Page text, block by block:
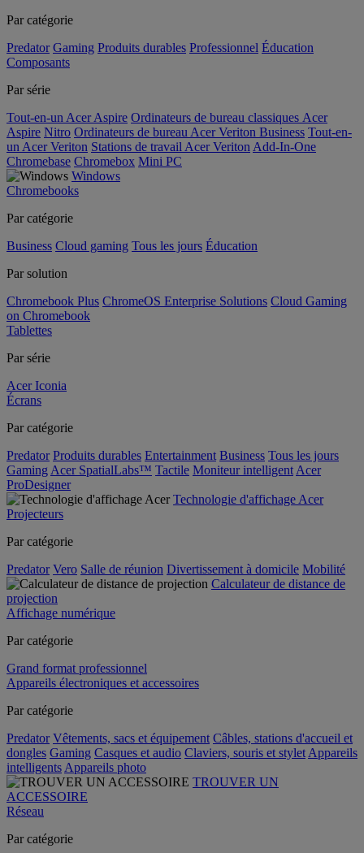
Par catégorie
Predator Gaming Produits durables Professionnel Éducation
Composants
Par série
Tout-en-un Acer Aspire Ordinateurs de bureau classiques Acer
Aspire Nitro Ordinateurs de bureau Acer Veriton Business Tout-en-
un Acer Veriton Stations de travail Acer Veriton Add-In-One
Chromebase Chromebox Mini PC
Windows
Chromebooks
Par catégorie
Business Cloud gaming Tous les jours Éducation
Par solution
Chromebook Plus ChromeOS Enterprise Solutions Cloud Gaming
on Chromebook
Tablettes
Par série
Acer Iconia
Écrans
Par catégorie
Predator Produits durables Entertainment Business Tous les jours
Gaming Acer SpatialLabs™ Tactile Moniteur intelligent Acer
ProDesigner
Technologie d'affichage Acer
Projecteurs
Par catégorie
Predator Vero Salle de réunion Divertissement à domicile Mobilité
Calculateur de distance de
projection
Affichage numérique
Par catégorie
Grand format professionnel
Appareils électroniques et accessoires
Par catégorie
Predator Vêtements, sacs et équipement Câbles, stations d'accueil et
dongles Gaming Casques et audio Claviers, souris et stylet Appareils
intelligents Appareils photo
TROUVER UN
ACCESSOIRE
Réseau
Par catégorie